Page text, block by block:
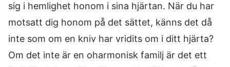
sig i hemlighet honom i sina hjärtan. När du har
motsatt dig honom på det sättet, känns det då
inte som om en kniv har vridits om i ditt hjärta?
Om det inte är en oharmonisk familj är det ett